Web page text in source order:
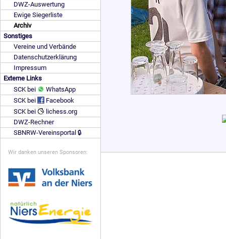
DWZ-Auswertung
Ewige Siegerliste
Archiv
Sonstiges
Vereine und Verbände
Datenschutzerklärung
Impressum
Externe Links
SCK bei
WhatsApp
SCK bei
Facebook
SCK bei
lichess.org
DWZ-Rechner
SBNRW-Vereinsportal 🔒
Wir danken unseren Sponsoren: